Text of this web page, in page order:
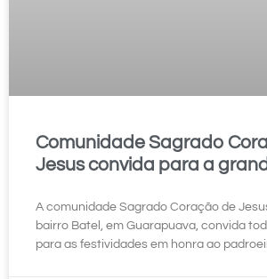
Comunidade Sagrado
Jesus convida para a
A comunidade Sagrado Coração de
bairro Batel, em Guarapuava, convida
para as festividades em honra ao